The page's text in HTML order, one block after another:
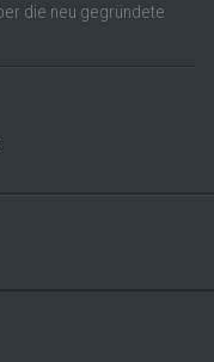
die neu gegründete